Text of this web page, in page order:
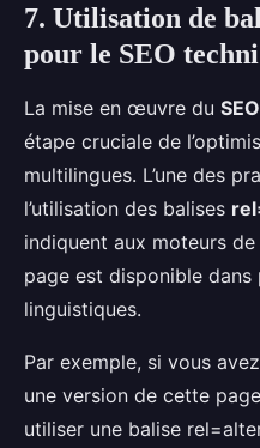
7. Utilisation de
pour le SEO
La mise en œuvre du
étape cruciale de
multilingues. L’une des
l’utilisation des balises
indiquent aux moteurs de
page est disponible dans
linguistiques.
Par exemple, si vous
une version de cette
utiliser une balise